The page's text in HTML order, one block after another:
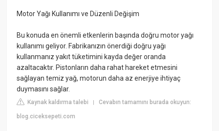
Motor Yağı Kullanımı ve Düzenli Değişim
Bu konuda en önemli etkenlerin başında doğru motor yağı
kullanımı geliyor. Fabrikanızın önerdiği doğru yağı
kullanmanız yakıt tüketimini kayda değer oranda
azaltacaktır. Pistonların daha rahat hareket etmesini
sağlayan temiz yağ, motorun daha az enerjiye ihtiyaç
duymasını sağlar.
Kaynak kaldırma talebi |Cevabın tamamını burada okuyun:
blog.ciceksepeti.com